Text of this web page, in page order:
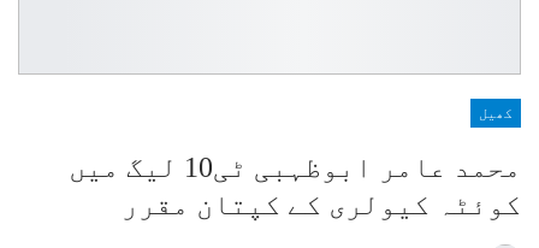
کھیل
محمد عامر ابوظہبی ٹی10 لیگ میں
کوئٹہ کیولری کے کپتان مقرر